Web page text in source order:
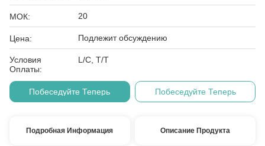
МОК: 20
Цена: Подлежит обсуждению
Условия
Оплаты:
L/C, T/T
Побеседуйте Теперь Побеседуйте Теперь
Подробная Информация Описание Продукта